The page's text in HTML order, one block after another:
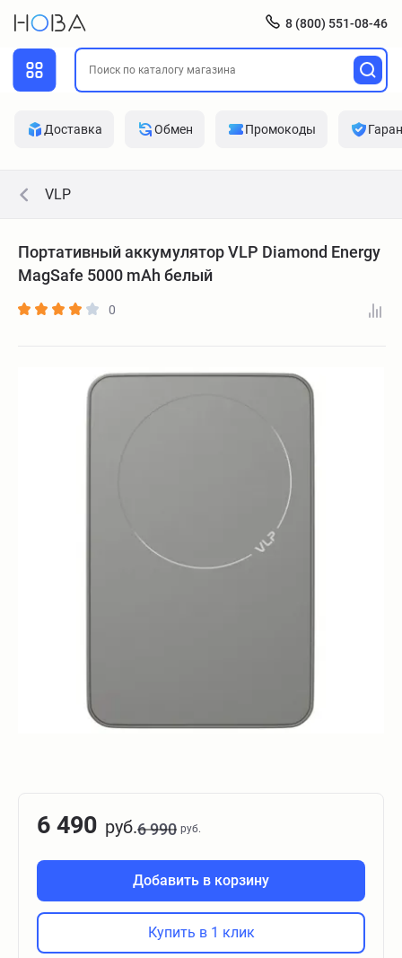
8 (800) 551-08-46
Доставка Обмен Промокоды
VLP
Портативный аккумулятор VLP Diamond Energy
MagSafe 5000 mAh белый
0
6 490 руб.6 990 руб.
Добавить в корзину
Купить в 1 клик